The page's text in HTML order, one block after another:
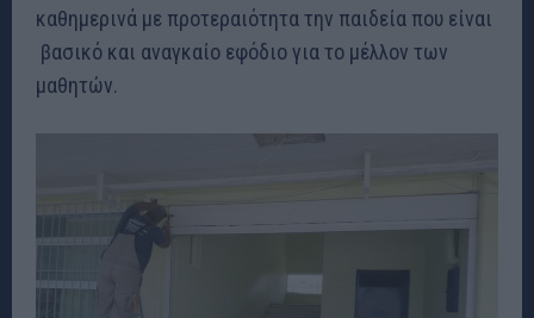
καθημερινά με προτεραιότητα την παιδεία που είναι
βασικό και αναγκαίο εφόδιο για το μέλλον των
μαθητών.